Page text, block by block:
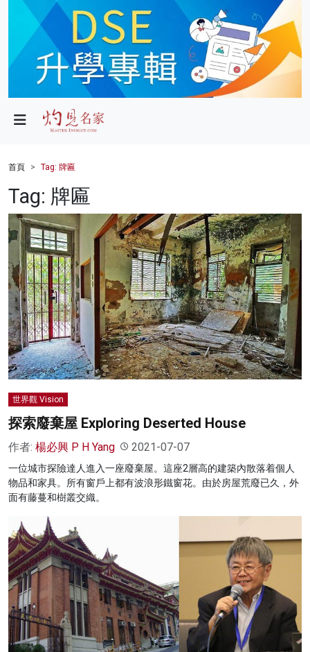
政局
財經
健康
商業
科技
影片
名家榜
灼見活動
首頁 Tag: 牌匾
Tag: 牌匾
世界觀 Vision
探索廢棄屋 Exploring Deserted House
作者: 楊必興 P H Yang 2021-07-07
一位城市探險達人進入一座廢棄屋。這座2層高的建築內散落着個人
物品和家具。所有窗戶上都有波浪形鐵窗花。由於房屋荒廢已久，外
面有藤蔓和樹叢交織。